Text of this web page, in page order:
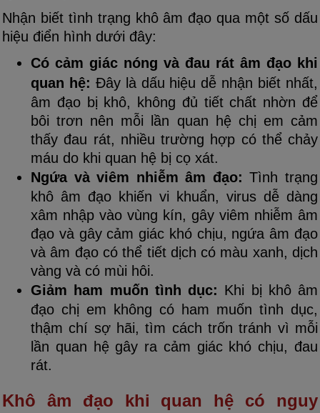
Nhận biết tình trạng khô âm đạo qua một số dấu
hiệu điển hình dưới đây:
Có cảm giác nóng và đau rát âm đạo khi
quan hệ: Đây là dấu hiệu dễ nhận biết nhất,
âm đạo bị khô, không đủ tiết chất nhờn để
bôi trơn nên mỗi lần quan hệ chị em cảm
thấy đau rát, nhiều trường hợp có thể chảy
máu do khi quan hệ bị cọ xát.
Ngứa và viêm nhiễm âm đạo: Tình trạng
khô âm đạo khiến vi khuẩn, virus dễ dàng
xâm nhập vào vùng kín, gây viêm nhiễm âm
đạo và gây cảm giác khó chịu, ngứa âm đạo
và âm đạo có thể tiết dịch có màu xanh, dịch
vàng và có mùi hôi.
Giảm ham muốn tình dục: Khi bị khô âm
đạo chị em không có ham muốn tình dục,
thậm chí sợ hãi, tìm cách trốn tránh vì mỗi
lần quan hệ gây ra cảm giác khó chịu, đau
rát.
Khô âm đạo khi quan hệ có nguy